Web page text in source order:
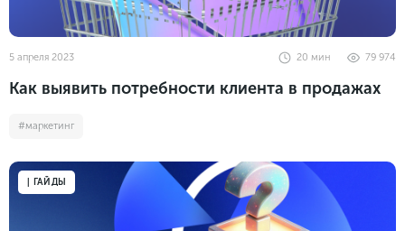
5 апреля 2023 79 974
20 мин
Как выявить потребности клиента в продажах
#маркетинг
| ГАЙДЫ